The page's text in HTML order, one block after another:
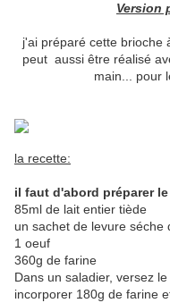
Version
j'ai préparé cette brioche
peut aussi être réalisé
main... pour
la recette:
il faut d'abord préparer
85ml de lait entier tiède
un sachet de levure
1 oeuf
360g de farine
Dans un saladier, versez
incorporer 180g de farine